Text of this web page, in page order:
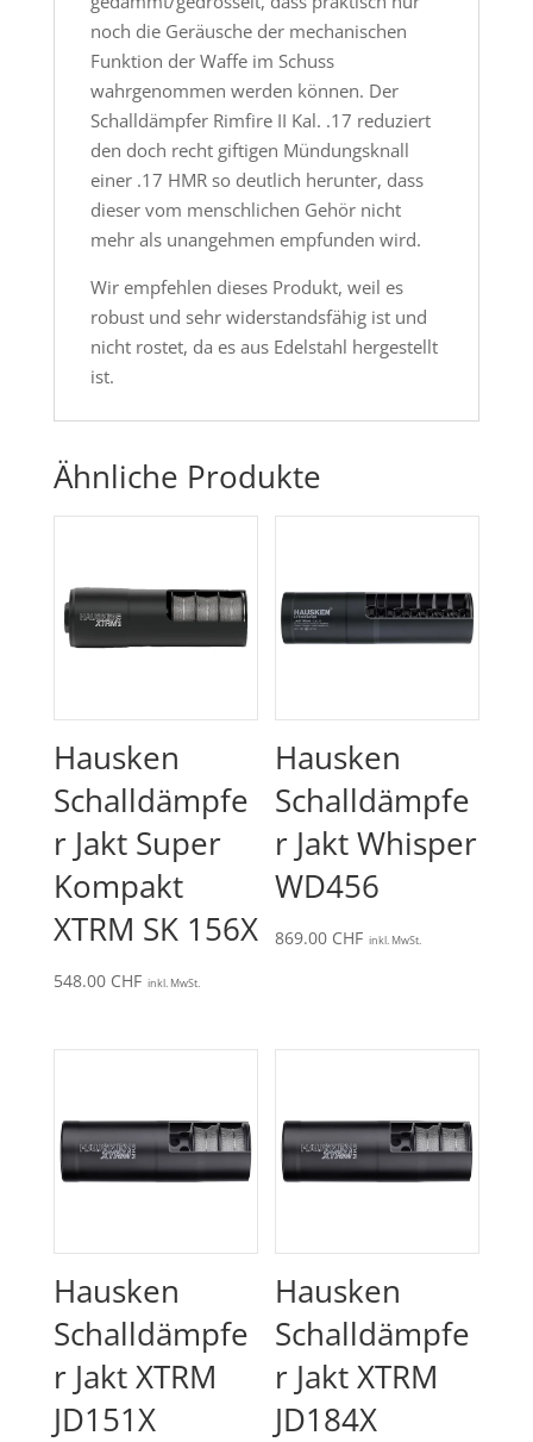
noch die Geräusche der mechanischen
Funktion der Waffe im Schuss
wahrgenommen werden können. Der
Schalldämpfer Rimfire II Kal. .17 reduziert
den doch recht giftigen Mündungsknall
einer .17 HMR so deutlich herunter, dass
dieser vom menschlichen Gehör nicht
mehr als unangehmen empfunden wird.
Wir empfehlen dieses Produkt, weil es
robust und sehr widerstandsfähig ist und
nicht rostet, da es aus Edelstahl hergestellt
ist.
Ähnliche Produkte
Hausken
Schalldämpfe
r Jakt Super
Kompakt
XTRM SK 156X
548.00 CHF inkl. MwSt.
Hausken
Schalldämpfe
r Jakt Whisper
WD456
869.00 CHF inkl. MwSt.
Hausken
Schalldämpfe
r Jakt XTRM
JD151X
Hausken
Schalldämpfe
r Jakt XTRM
JD184X